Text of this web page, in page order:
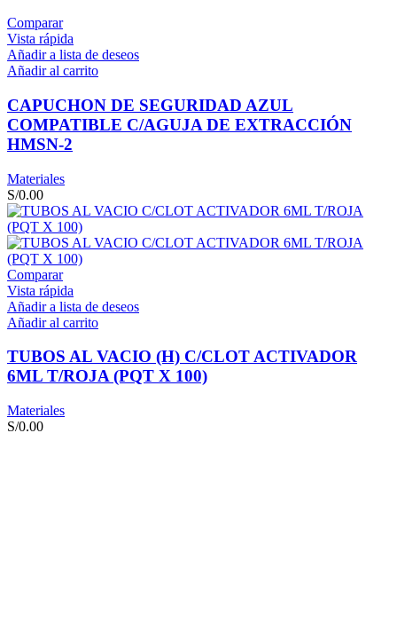
Comparar
Vista rápida
Añadir a lista de deseos
Añadir al carrito
CAPUCHON DE SEGURIDAD AZUL
COMPATIBLE C/AGUJA DE EXTRACCIÓN
HMSN-2
Materiales
S/0.00
Comparar
Vista rápida
Añadir a lista de deseos
Añadir al carrito
TUBOS AL VACIO (H) C/CLOT ACTIVADOR
6ML T/ROJA (PQT X 100)
Materiales
S/0.00